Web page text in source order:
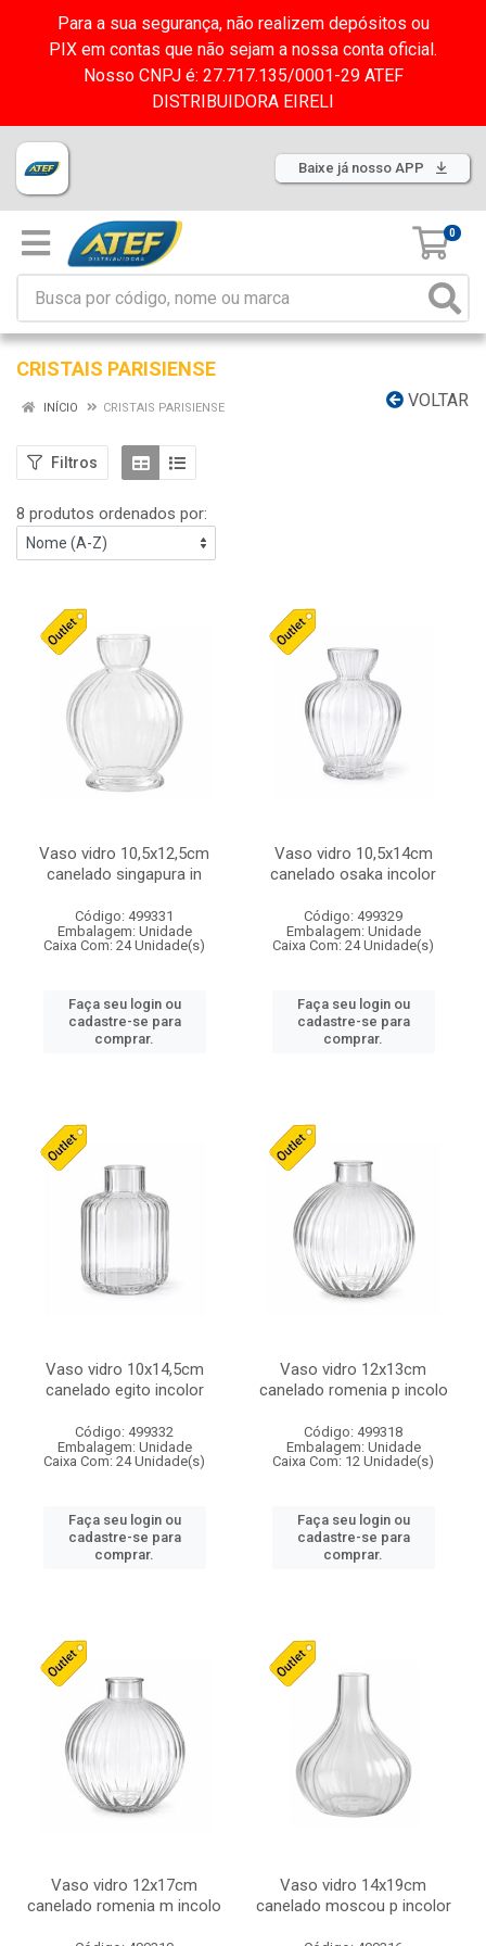
Para a sua segurança, não realizem depósitos ou
PIX em contas que não sejam a nossa conta oficial.
Nosso CNPJ é: 27.717.135/0001-29 ATEF
DISTRIBUIDORA EIRELI
Baixe já nosso APP
0
CRISTAIS PARISIENSE
VOLTAR
INÍCIO CRISTAIS PARISIENSE
Filtros
8 produtos ordenados por:
Vaso vidro 10,5x12,5cm
canelado singapura in
Código: 499331
Embalagem: Unidade
Caixa Com: 24 Unidade(s)
Faça seu login ou
cadastre-se para
comprar.
Vaso vidro 10,5x14cm
canelado osaka incolor
Código: 499329
Embalagem: Unidade
Caixa Com: 24 Unidade(s)
Faça seu login ou
cadastre-se para
comprar.
Vaso vidro 10x14,5cm
canelado egito incolor
Código: 499332
Embalagem: Unidade
Caixa Com: 24 Unidade(s)
Faça seu login ou
cadastre-se para
comprar.
Vaso vidro 12x13cm
canelado romenia p incolo
Código: 499318
Embalagem: Unidade
Caixa Com: 12 Unidade(s)
Faça seu login ou
cadastre-se para
comprar.
Vaso vidro 12x17cm
canelado romenia m incolo
Vaso vidro 14x19cm
canelado moscou p incolor